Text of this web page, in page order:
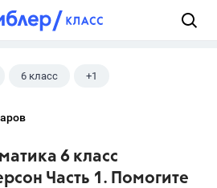
6 класс +1
6 класс
Часть 1. Помогите